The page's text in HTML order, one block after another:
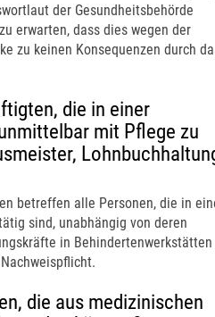
der Gesundheitsbehörde
erwarten, dass dies wegen der
zu keinen Konsequenzen durch
die in einer
mit Pflege zu
betreffen alle Personen, die in
sind, unabhängig von deren
in Behindertenwerkstätten
die aus medizinischen